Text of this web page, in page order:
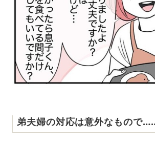
弟夫婦の対応は意外なもので